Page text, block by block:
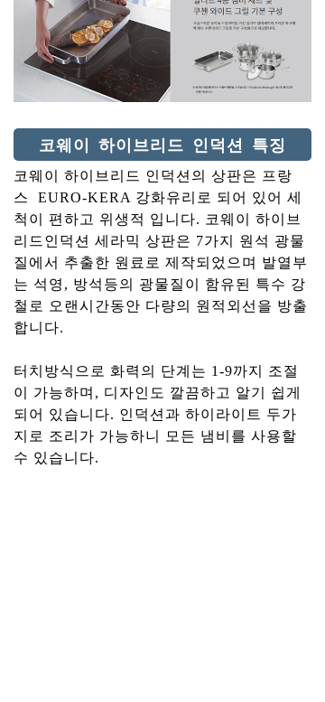
코웨이 하이브리드 인덕션 특징
코웨이 하이브리드 인덕션의 상판은 프랑
스 EURO-KERA 강화유리로 되어 있어 세
척이 편하고 위생적 입니다. 코웨이 하이브
리드인덕션 세라믹 상판은 7가지 원석 광물
질에서 추출한 원료로 제작되었으며 발열부
는 석영, 방석등의 광물질이 함유된 특수 강
철로 오랜시간동안 다량의 원적외선을 방출
합니다.
터치방식으로 화력의 단계는 1-9까지 조절
이 가능하며, 디자인도 깔끔하고 알기 쉽게
되어 있습니다. 인덕션과 하이라이트 두가
지로 조리가 가능하니 모든 냄비를 사용할
수 있습니다.